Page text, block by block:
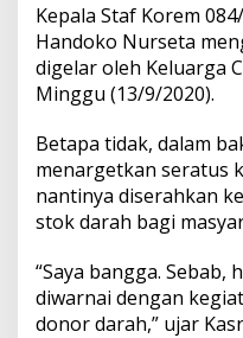
Kepala Staf Korem
Handoko Nurseta
digelar oleh Keluarga
Minggu (13/9/2020).
Betapa tidak, dalam
menargetkan seratus
nantinya diserahkan
stok darah bagi
“Saya bangga. Sebab,
diwarnai dengan
donor darah,” ujar